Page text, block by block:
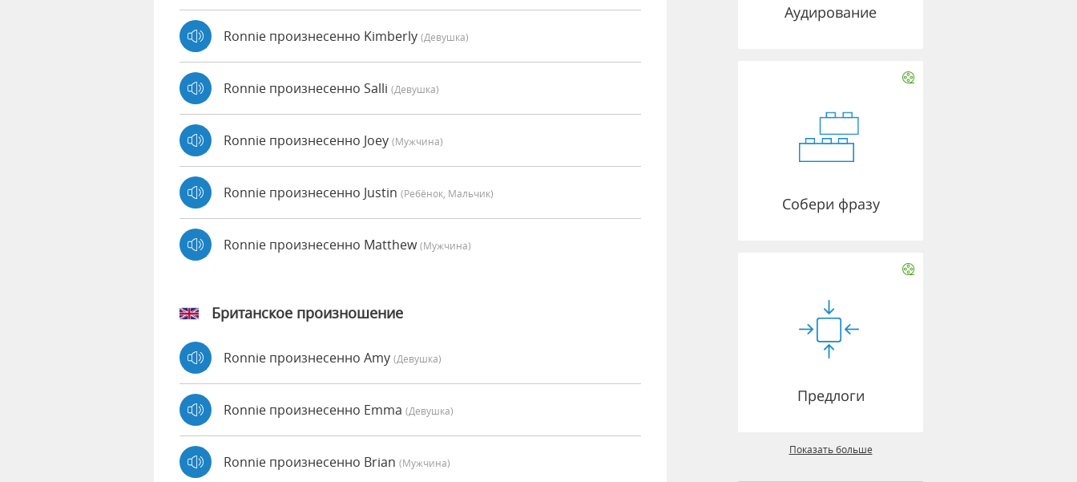
Ronnie произнесенно Kimberly (девушка)
Ronnie произнесенно Salli (девушка)
Ronnie произнесенно Joey (мужчина)
Ronnie произнесенно Justin (Ребёнок, Мальчик)
Ronnie произнесенно Matthew(мужчина)
Британское произношение
Ronnie произнесенно Amy (девушка)
Ronnie произнесенно Emma (девушка)
Ronnie произнесенно Brian (мужчина)
Аудирование
Собери фразу
Предлоги
Показать больше